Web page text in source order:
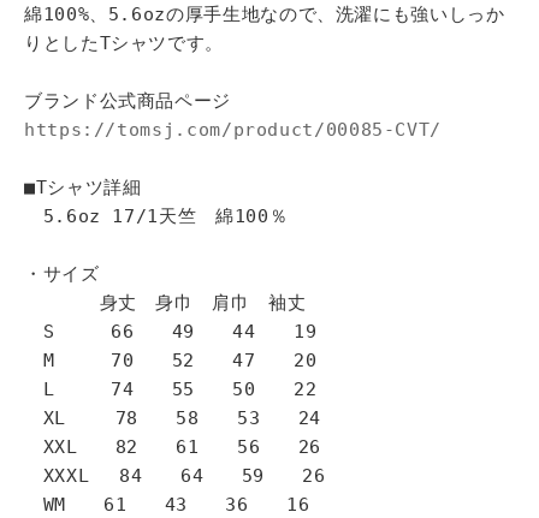
綿100%、5.6ozの厚手生地なので、洗濯にも強いしっか
りとしたTシャツです。
ブランド公式商品ページ
https://tomsj.com/product/00085-CVT/
■Tシャツ詳細
5.6oz 17/1天竺 綿100％
・サイズ
身丈 身巾 肩巾 袖丈
S 66 49 44 19
M 70 52 47 20
L 74 55 50 22
XL 78 58 53 24
XXL 82 61 56 26
XXXL 84 64 59 26
WM 61 43 36 16